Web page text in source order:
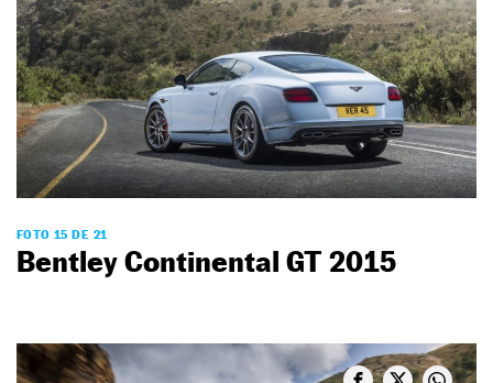
FOTO 15 DE 21
Bentley Continental GT 2015